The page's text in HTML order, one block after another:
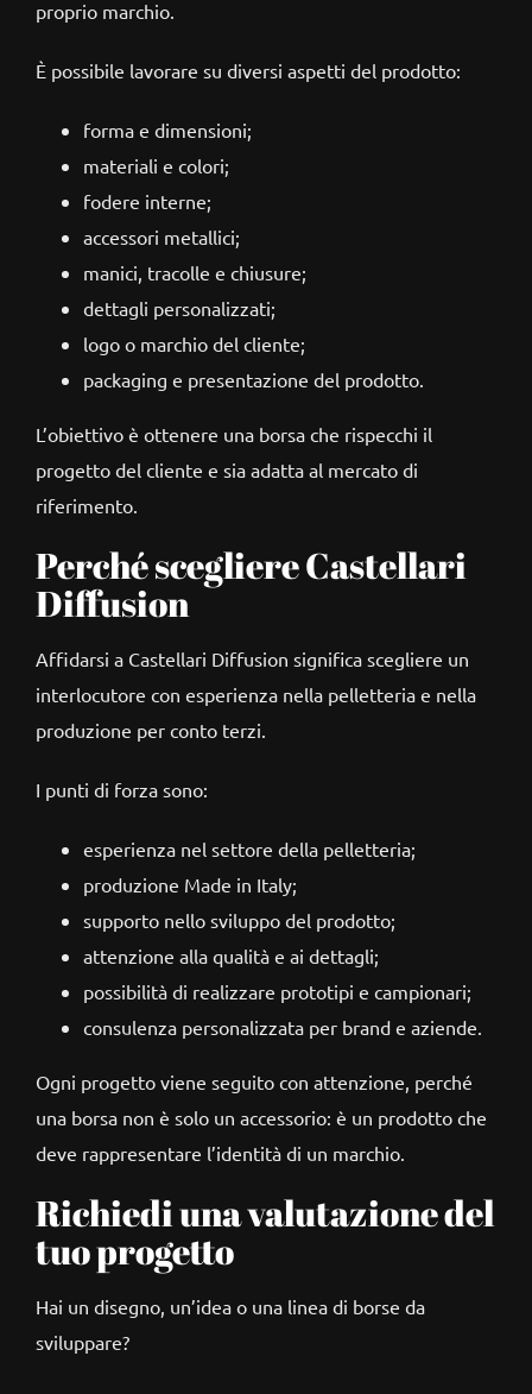
proprio marchio.
È possibile lavorare su diversi aspetti del prodotto:
forma e dimensioni;
materiali e colori;
fodere interne;
accessori metallici;
manici, tracolle e chiusure;
dettagli personalizzati;
logo o marchio del cliente;
packaging e presentazione del prodotto.
L’obiettivo è ottenere una borsa che rispecchi il
progetto del cliente e sia adatta al mercato di
riferimento.
Perché scegliere Castellari
Diffusion
Affidarsi a Castellari Diffusion significa scegliere un
interlocutore con esperienza nella pelletteria e nella
produzione per conto terzi.
I punti di forza sono:
esperienza nel settore della pelletteria;
produzione Made in Italy;
supporto nello sviluppo del prodotto;
attenzione alla qualità e ai dettagli;
possibilità di realizzare prototipi e campionari;
consulenza personalizzata per brand e aziende.
Ogni progetto viene seguito con attenzione, perché
una borsa non è solo un accessorio: è un prodotto che
deve rappresentare l’identità di un marchio.
Richiedi una valutazione del
tuo progetto
Hai un disegno, un’idea o una linea di borse da
sviluppare?